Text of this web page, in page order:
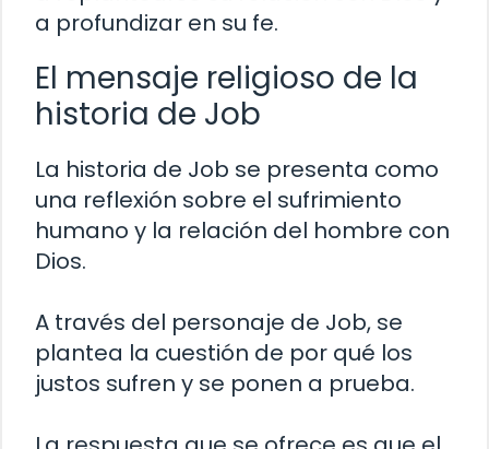
a profundizar en su fe.
El mensaje religioso de la
historia de Job
La historia de Job se presenta como
una reflexión sobre el sufrimiento
humano y la relación del hombre con
Dios.
A través del personaje de Job, se
plantea la cuestión de por qué los
justos sufren y se ponen a prueba.